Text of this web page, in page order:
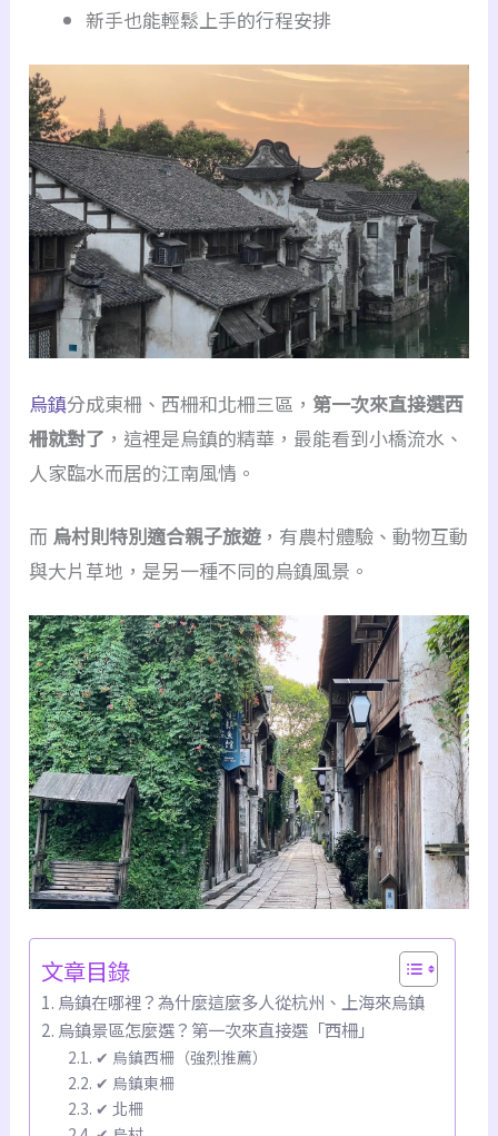
新手也能輕鬆上手的行程安排
烏鎮分成東柵、西柵和北柵三區， 第一次來直接選西
柵就對了 ，這裡是烏鎮的精華，最能看到小橋流水、
人家臨水而居的江南風情。
而 烏村則特別適合親子旅遊，有農村體驗、動物互動
與大片草地，是另一種不同的烏鎮風景。
文章目錄
烏鎮在哪裡？為什麼這麼多人從杭州、上海來烏鎮
烏鎮景區怎麼選？第一次來直接選「西柵」
✔ 烏鎮西柵（強烈推薦）
✔ 烏鎮東柵
✔ 北柵